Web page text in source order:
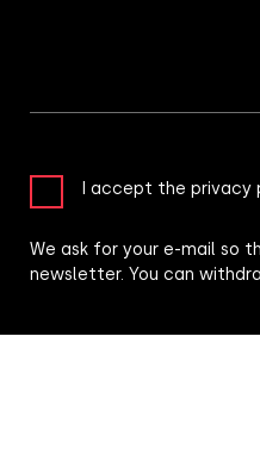
I accept the privacy
We ask for your e-mail so
newsletter. You can